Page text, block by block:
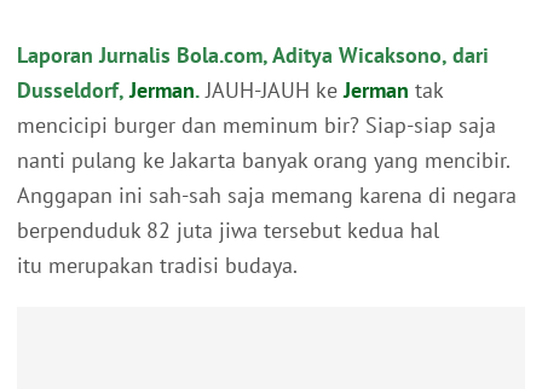
Laporan Jurnalis Bola.com, Aditya Wicaksono, dari
Dusseldorf,Jerman.JAUH-JAUH keJerman tak
mencicipi burger dan meminum bir? Siap-siap saja
nanti pulang ke Jakarta banyak orang yang mencibir.
Anggapan ini sah-sah saja memang karena di negara
berpenduduk 82 juta jiwa tersebut kedua hal
itu merupakan tradisi budaya.